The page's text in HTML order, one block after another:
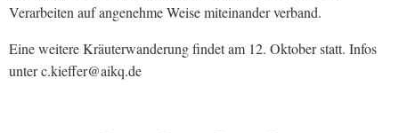
Verarbeiten auf angenehme Weise miteinander verband.
Eine weitere Kräuterwanderung findet am 12. Oktober statt. Infos
unter c.kieffer@aikq.de